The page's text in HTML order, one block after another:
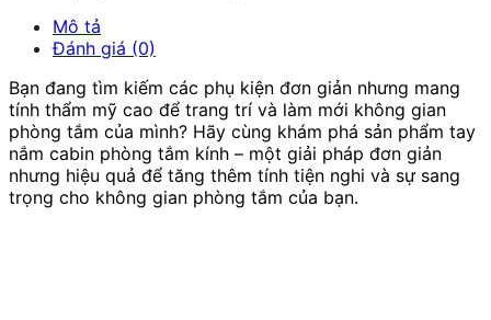
Mô tả
Đánh giá (0)
Bạn đang tìm kiếm các phụ kiện đơn giản nhưng mang
tính thẩm mỹ cao để trang trí và làm mới không gian
phòng tắm của mình? Hãy cùng khám phá sản phẩm tay
nắm cabin phòng tắm kính – một giải pháp đơn giản
nhưng hiệu quả để tăng thêm tính tiện nghi và sự sang
trọng cho không gian phòng tắm của bạn.